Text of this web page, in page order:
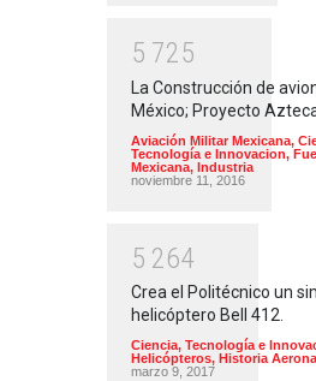
5 725
La Construcción de
México; Proyecto
Aviación Militar Mexicana,
Tecnología e Innovacion,
Mexicana, Industria
noviembre 11, 2016
5 264
Crea el Politécnico un
helicóptero Bell 412.
Ciencia, Tecnología e
Helicópteros, Historia
marzo 9, 2017